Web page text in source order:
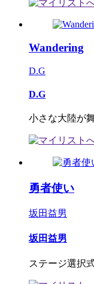
Wandering
D.G
D.G
小さな大陸が
勇者使い
坂田益男
坂田益男
ステージ選択